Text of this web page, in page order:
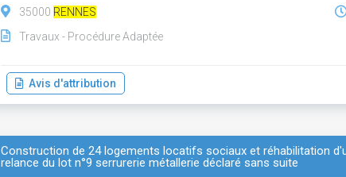
35000 RENNES
Travaux - Procédure Adaptée
Avis d'attribution
Construction de 24 logements locatifs sociaux et réhabilitation
relance du lot n°9 serrurerie métallerie déclaré sans suite